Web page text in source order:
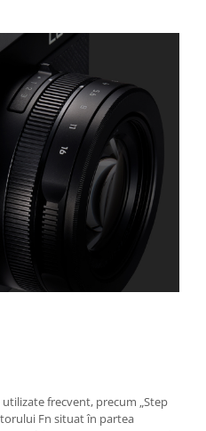
frecvent, precum „Step
Fn situat în partea